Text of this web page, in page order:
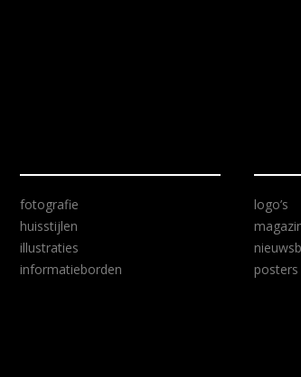
fotografie
huisstijlen
illustraties
informatieborden
logo’s
posters